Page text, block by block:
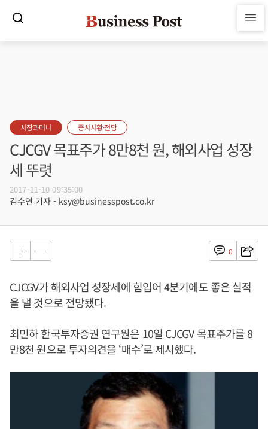
시장과머니 증시시황·전망
CJCGV 목표주가 8만8천 원, 해외사업 성장
세 뚜렷
2017-11-10 09:35:00
김수연 기자 - ksy@businesspost.co.kr
0
CJCGV가 해외사업 성장세에 힘입어 4분기에도 좋은 실적
을 낼 것으로 전망됐다.
최민하 한국투자증권 연구원은 10일 CJCGV 목표주가를 8
만8천 원으로 투자의견을 ‘매수’로 제시했다.